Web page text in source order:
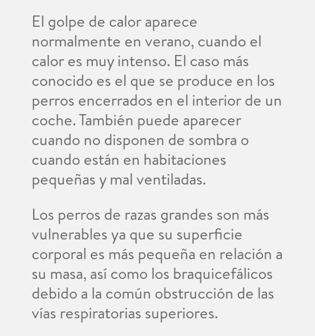
El golpe de calor aparece
normalmente en verano, cuando el
calor es muy intenso. El caso más
conocido es el que se produce en los
perros encerrados en el interior de un
coche. También puede aparecer
cuando no disponen de sombra o
cuando están en habitaciones
pequeñas y mal ventiladas.
Los perros de razas grandes son más
vulnerables ya que su superficie
corporal es más pequeña en relación a
su masa, así como los braquicefálicos
debido a la común obstrucción de las
vías respiratorias superiores.